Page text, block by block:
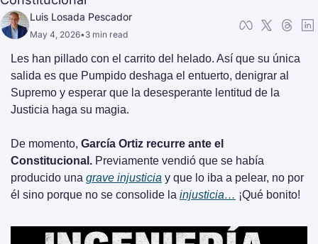
Luis Losada Pescador
May 4, 2026•3 min read
Les han pillado con el carrito del helado. Así que su única
salida es que Pumpido deshaga el entuerto, denigrar al
Supremo y esperar que la desesperante lentitud de la
Justicia haga su magia.
De momento, García Ortiz recurre ante el
Constitucional. Previamente vendió que se había
producido una grave injusticia y que lo iba a pelear, no por
él sino porque no se consolide la injusticia… ¡Qué bonito!